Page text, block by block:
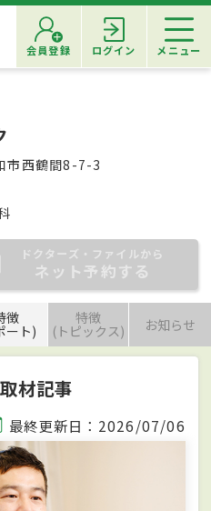
会員登録 ログイン メニュー
市西鶴間8-7-3
ドクターズ・ファイルから
ネット予約する
徴
ート)
特徴
(トピックス) お知らせ
材記事
最終更新日：2026/07/06